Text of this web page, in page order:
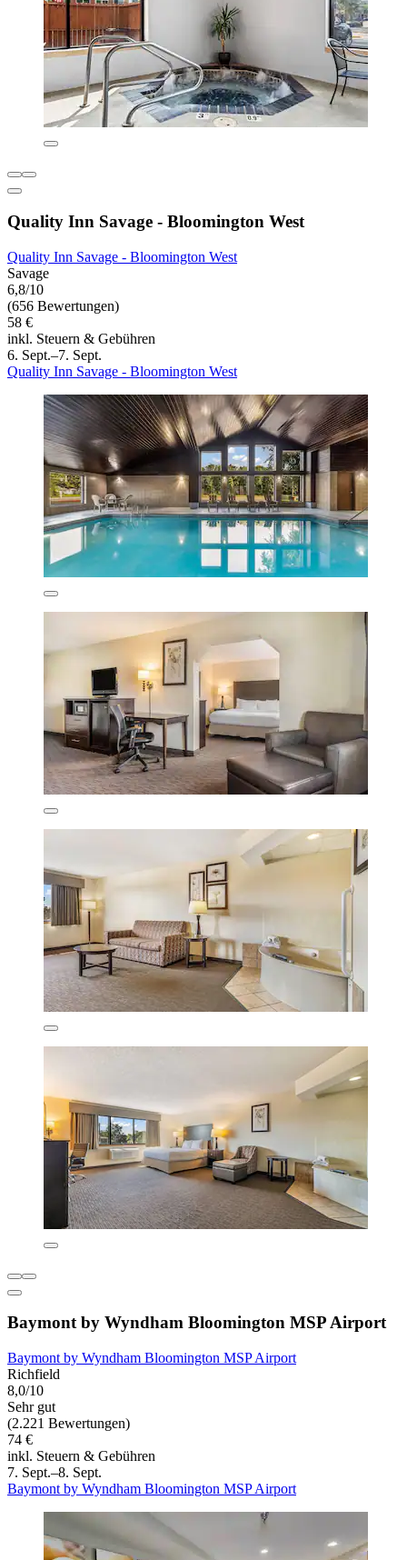
Quality Inn Savage - Bloomington West
Quality Inn Savage - Bloomington West
Savage
6,8/10
(656 Bewertungen)
58 €
inkl. Steuern & Gebühren
6. Sept.–7. Sept.
Quality Inn Savage - Bloomington West
Baymont by Wyndham Bloomington MSP Airport
Baymont by Wyndham Bloomington MSP Airport
Richfield
8,0/10
Sehr gut
(2.221 Bewertungen)
74 €
inkl. Steuern & Gebühren
7. Sept.–8. Sept.
Baymont by Wyndham Bloomington MSP Airport